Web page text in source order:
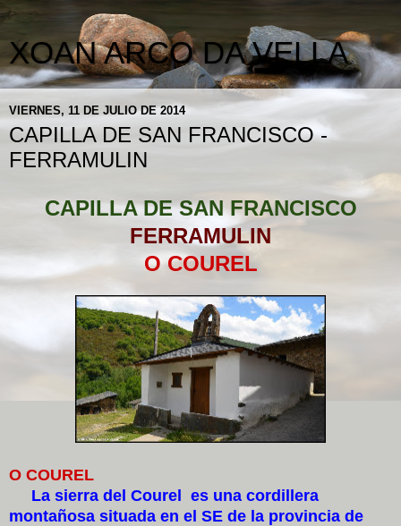
XOAN ARCO DA VELLA
VIERNES, 11 DE JULIO DE 2014
CAPILLA DE SAN FRANCISCO -
FERRAMULIN
CAPILLA DE SAN FRANCISCO
FERRAMULIN
O COUREL
O COUREL
La sierra del Courel es una cordillera
montañosa situada en el SE de la provincia de